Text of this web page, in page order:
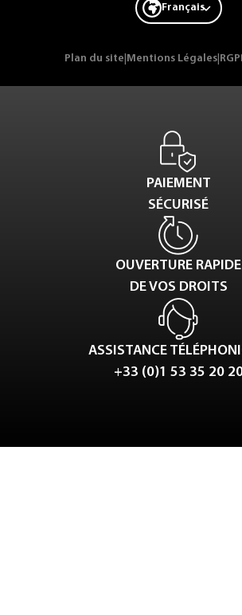
Français
Plan du site Mentions Légales
PAIEMENT
SÉCURISÉ
OUVERTURE RAPIDE
DE VOS DROITS
ASSISTANCE
+33 (0)1 53 35 20